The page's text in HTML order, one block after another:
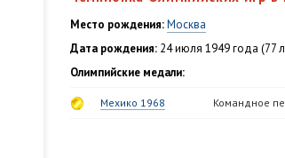
Место рождения:Москва
Дата рождения: 24 июля 1949 года (77
Олимпийские медали:
Мехико 1968 Командное